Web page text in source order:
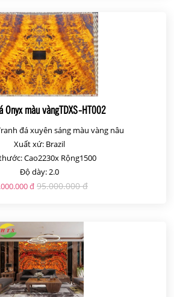
Onyx màu vàngTDXS-HT002
đá xuyên sáng màu vàng nâu
Xuất xứ: Brazil
Cao2230x Rộng1500
Độ dày: 2.0
đ 95.000.000 đ